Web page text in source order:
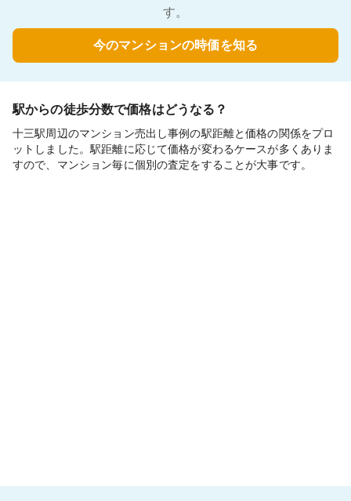
す。
今のマンションの時価を知る
駅からの徒歩分数で価格はどうなる？
十三駅周辺のマンション売出し事例の駅距離と価格の関係をプロ
ットしました。駅距離に応じて価格が変わるケースが多くありま
すので、マンション毎に個別の査定をすることが大事です。